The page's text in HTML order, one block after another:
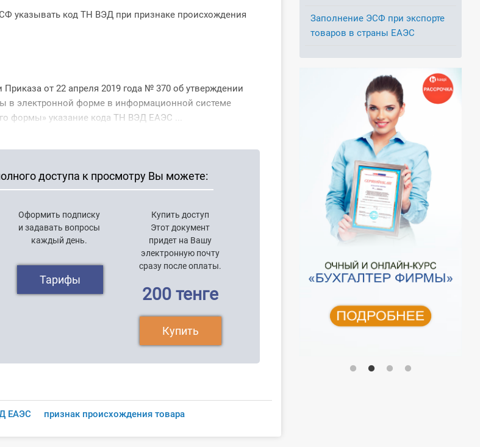
указывать код ТН ВЭД при признаке происхождения
Приказа от 22 апреля 2019 года № 370 об утверждении
в электронной форме в информационной системе
формы» указание кода ТН ВЭД ЕАЭС ...
доступа к просмотру Вы можете:
Оформить подписку
и задавать вопросы
каждый день.
Тарифы
Купить доступ
Этот документ
придет на Вашу
электронную почту
сразу после оплаты.
200 тенге
Купить
ЕАЭС признак происхождения товара
Заполнение ЭСФ при экспорте
товаров в страны ЕАЭС